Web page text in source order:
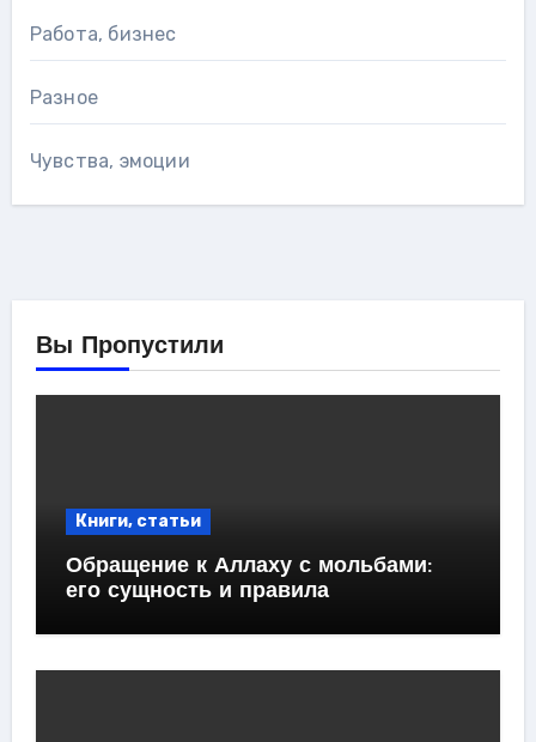
Работа, бизнес
Разное
Чувства, эмоции
Вы Пропустили
Книги, статьи
Обращение к Аллаху с мольбами:
его сущность и правила